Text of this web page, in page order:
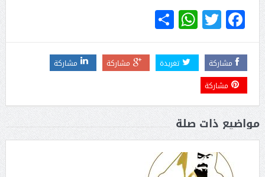
Facebook
Twitter
WhatsApp
Share
مشاركة تغريدة مشاركة
مشاركة
مشاركة
مواضيع ذات صلة